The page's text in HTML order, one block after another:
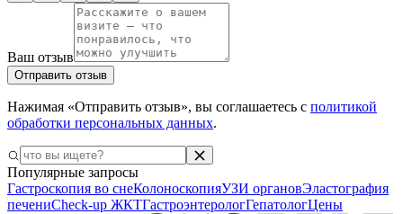
Ваш отзыв
Отправить отзыв
Нажимая «Отправить отзыв», вы соглашаетесь с политикой
обработки персональных данных.
Популярные запросы
Гастроскопия во снеКолоноскопияУЗИ органовЭластография
печениCheck-up ЖКТГастроэнтерологГепатологЦены